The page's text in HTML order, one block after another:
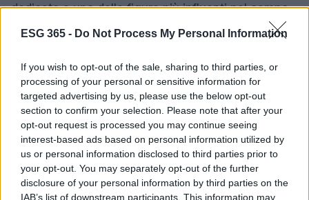
ESG 365 - Do Not Process My Personal Information
If you wish to opt-out of the sale, sharing to third parties, or
processing of your personal or sensitive information for
targeted advertising by us, please use the below opt-out
section to confirm your selection. Please note that after your
opt-out request is processed you may continue seeing
interest-based ads based on personal information utilized by
us or personal information disclosed to third parties prior to
your opt-out. You may separately opt-out of the further
disclosure of your personal information by third parties on the
IAB’s list of downstream participants. This information may
dedicato a una delle figure più influenti nel campo
dell’educazione in Italia. Questo incontro, aperto a
educativi contemporanei, coinvolgendo educatori,
studenti e genitori. Si parlerà di innovazione
didattica, inclusione e delle sfide che la scuola
deve affrontare nel mondo moderno. È
un’opportunità imperdibile per chiunque sia
interessato a migliorare il sistema educativo e a
fare rete con professionisti del settore.